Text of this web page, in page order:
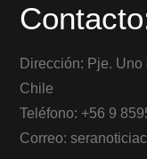
Dirección: Pje.
Chile
Teléfono: +56 9
Correo: